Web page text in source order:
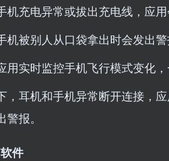
机充电异常或拔出充电线，应
机被别人从口袋拿出时会发出
用实时监控手机飞行模式变化
，耳机和手机异常断开连接，
报。
件